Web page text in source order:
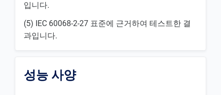
입니다.
(5) IEC 60068-2-27 표준에 근거하여 테스트한 결
과입니다.
성능 사양